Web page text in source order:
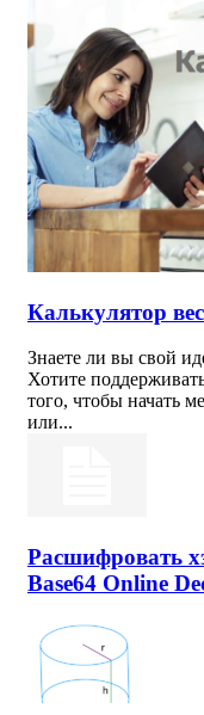
Калькулятор
Знаете ли вы свой
Хотите
того, чтобы начать
или...
Расшифровать
Base64 Online